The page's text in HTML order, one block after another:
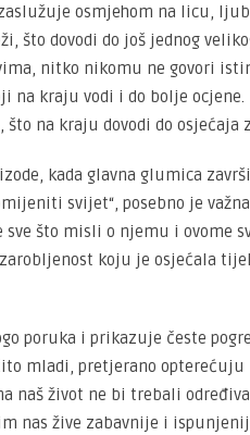
osmjehom na licu,
što dovodi do još jednog
nitko nikomu ne govori
na kraju vodi i do bolje
što na kraju dovodi do
kada glavna glumica
svijet“, posebno je
sve što misli o njemu i ovome
koju je osjećala
poruka i prikazuje česte
mladi, pretjerano
naš život ne bi trebali
nas žive zabavnije i